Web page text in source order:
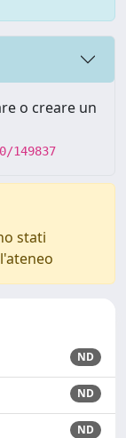
o creare un
149837
stati
ND
ND
ND